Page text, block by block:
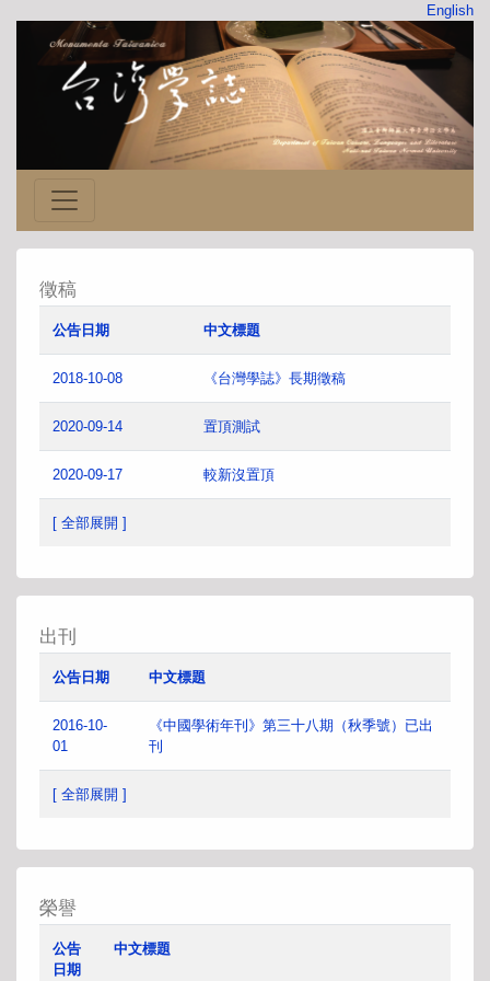
English
徵稿
公告日期 中文標題
2018-10-08 《台灣學誌》長期徵稿
2020-09-14 置頂測試
2020-09-17 較新沒置頂
[ 全部展開 ]
出刊
公告日期 中文標題
2016-10-
01
《中國學術年刊》第三十八期（秋季號）已出
刊
[ 全部展開 ]
榮譽
公告
日期
中文標題